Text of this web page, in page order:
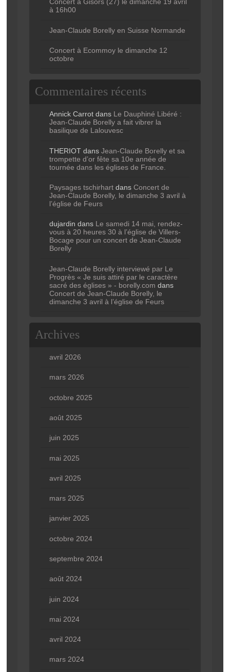
Concert à Gisors (27) le dimanche 19 avril
à 16h00
Jean-Claude Borelly en Suisse Normande
Concert à Ecommoy le dimanche 12
octobre
Commentaires récents
Annick Carrotdans Le Dauphiné Libéré :
Jean-Claude Borelly a fait vibrer la
basilique de Lalouvesc
THERIOTdans Jean-Claude Borelly et sa
trompette d’or fête sa 10e année de
tournée dans les églises de France.
Paysages tschirhartdans Concert de
Jean-Claude Borelly, le dimanche 3 avril à
l’église de Feurs
dujardin dans Le samedi 14 mai, rendez-
vous à 20 heures 30 à l’église de Villers-
Bocage pour un concert de Jean-Claude
Borelly
Jean-Claude Borelly interviewé par Le
Progrès « Je suis attiré par le caractère
sacré des églises » - borelly.com dans
Concert de Jean-Claude Borelly, le
dimanche 3 avril à l’église de Feurs
Archives
avril 2026
mars 2026
octobre 2025
août 2025
juin 2025
mai 2025
avril 2025
mars 2025
janvier 2025
octobre 2024
septembre 2024
août 2024
juin 2024
mai 2024
avril 2024
mars 2024